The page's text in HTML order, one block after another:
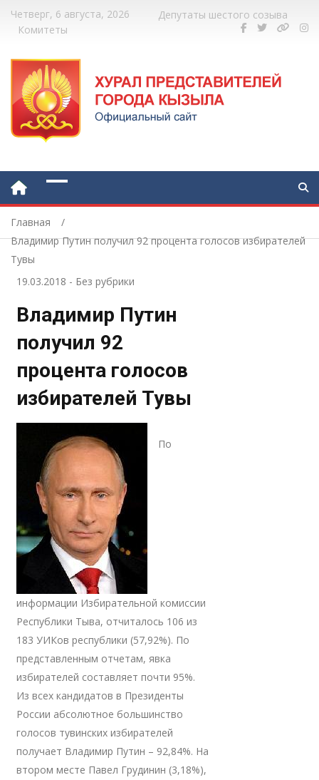
Четверг, 6 августа, 2026
Депутаты шестого созыва
Комитеты
Главная
Владимир Путин получил 92 процента голосов избирателей
Тувы
19.03.2018 - Без рубрики
Владимир Путин
получил 92
процента голосов
избирателей Тувы
По
информации Избирательной комиссии
Республики Тыва, отчиталось 106 из
183 УИКов республики (57,92%). По
представленным отчетам, явка
избирателей составляет почти 95%.
Из всех кандидатов в Президенты
России абсолютное большинство
голосов тувинских избирателей
получает Владимир Путин – 92,84%. На
втором месте Павел Грудинин (3,18%),